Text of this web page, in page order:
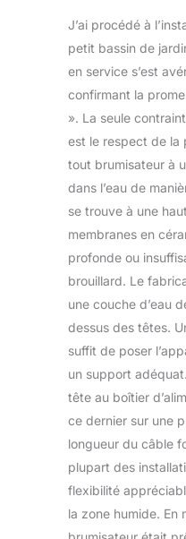
J’ai procédé à
petit bassin de
en service s’est
confirmant la
». La seule
est le respect de la
tout brumisateur à
dans l’eau de
se trouve à une
membranes en
profonde ou
brouillard. Le
une couche d’eau
dessus des têtes.
suffit de poser
un support
tête au boîtier
ce dernier sur une
longueur du câble
plupart des
flexibilité
la zone humide. En